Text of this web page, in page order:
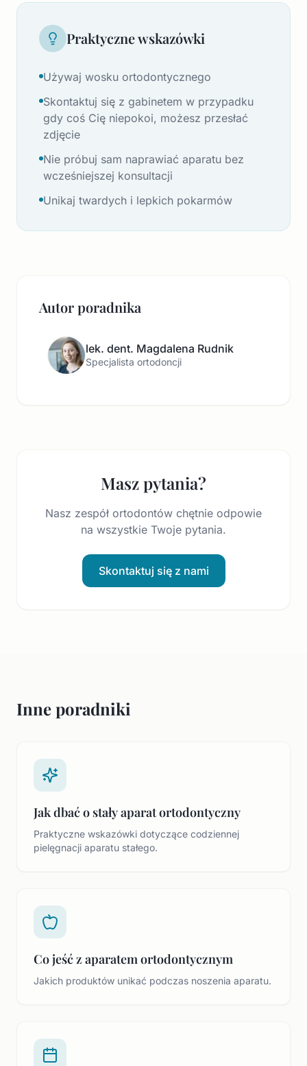
Praktyczne wskazówki
Używaj wosku ortodontycznego
Skontaktuj się z gabinetem w przypadku
gdy coś Cię niepokoi, możesz przesłać
zdjęcie
Nie próbuj sam naprawiać aparatu bez
wcześniejszej konsultacji
Unikaj twardych i lepkich pokarmów
Autor poradnika
lek. dent. Magdalena Rudnik
Specjalista ortodoncji
Masz pytania?
Nasz zespół ortodontów chętnie odpowie
na wszystkie Twoje pytania.
Skontaktuj się z nami
Inne poradniki
Jak dbać o stały aparat ortodontyczny
Praktyczne wskazówki dotyczące codziennej
pielęgnacji aparatu stałego.
Co jeść z aparatem ortodontycznym
Jakich produktów unikać podczas noszenia aparatu.